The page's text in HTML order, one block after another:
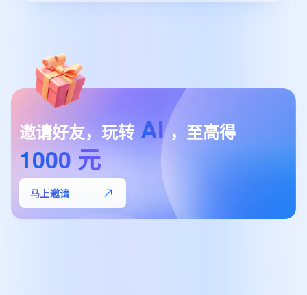
邀请好友，玩转 AI ，至高得
1000 元
马上邀请